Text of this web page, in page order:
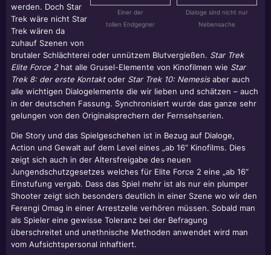
Einer der
tollen Endgegner
Dialoge sind nicht nur
Nebensache
werden. Doch Star
Trek wäre nicht Star
Trek wären da
zuhauf Szenen von
brutaler Schlächterei oder unnützem Blutvergießen. Star Trek
Elite Force 2hat alle Grusel-Elemente von Kinofilmen wie Star
Trek 8: der erste Kontaktoder Star Trek 10: Nemesisaber auch
alle wichtigen Dialogelemente die wir lieben und schätzen – auch
in der deutschen Fassung. Synchronisiert wurde das ganze sehr
gelungen von den Originalsprechern der Fernsehserien.
Die Story und das Spielgeschehen ist in Bezug auf Dialoge,
Action und Gewalt auf dem Level eines „ab 16“ Kinofilms. Dies
zeigt sich auch in der Altersfreigabe des neuen
Jungendschutzgesetzes welches für Elite Force 2 eine „ab 16“
Einstufung vergab. Dass das Spiel mehr ist als nur ein plumper
Shooter zeigt sich besonders deutlich in einer Szene wo wir den
Ferengi Omag in einer Arrestzelle verhören müssen. Sobald man
als Spieler eine gewisse Toleranz bei der Befragung
überschreitet und unethnische Methoden anwendet wird man
vom Aufsichtspersonal inhaftiert.